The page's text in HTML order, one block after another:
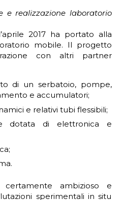
e realizzazione laboratorio
2017 ha portato alla
mobile. Il progetto
con altri partner
di un serbatoio, pompe,
e accumulatori;
e relativi tubi flessibili;
dotata di elettronica e
ambizioso e
sperimentali in situ